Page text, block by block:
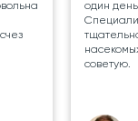
один
советую.